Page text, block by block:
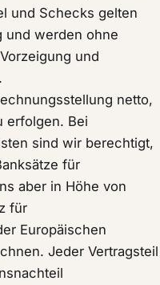
und Schecks gelten
und werden ohne
und
netto,
erfolgen. Bei
sind wir berechtigt,
für
aber in Höhe von
für
Europäischen
Jeder Vertragsteil